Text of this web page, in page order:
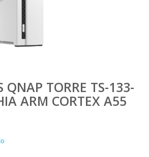
TORRE TS-133-
ARM CORTEX A55